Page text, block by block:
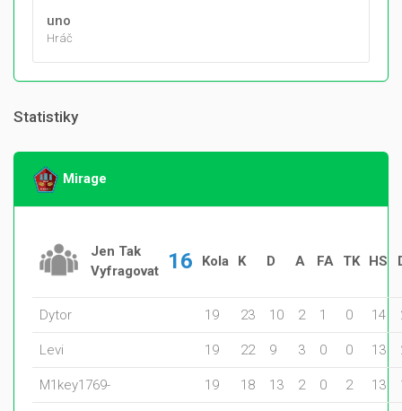
uno
Hráč
Statistiky
Mirage
Jen Tak
Vyfragovat
16 Kola K D A FA TK HS
Dytor 19 23 10 2 1 0 14
Levi 19 22 9 3 0 0 13
M1key1769- 19 18 13 2 0 2 13